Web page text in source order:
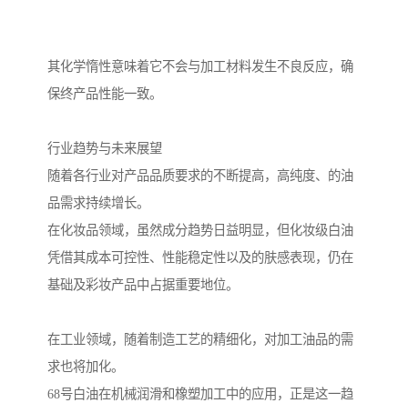
其化学惰性意味着它不会与加工材料发生不良反应，确
保终产品性能一致。
行业趋势与未来展望
随着各行业对产品品质要求的不断提高，高纯度、的油
品需求持续增长。
在化妆品领域，虽然成分趋势日益明显，但化妆级白油
凭借其成本可控性、性能稳定性以及的肤感表现，仍在
基础及彩妆产品中占据重要地位。
在工业领域，随着制造工艺的精细化，对加工油品的需
求也将加化。
68号白油在机械润滑和橡塑加工中的应用，正是这一趋